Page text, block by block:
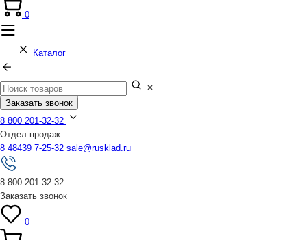
0
Каталог
Заказать звонок
8 800 201-32-32
Отдел продаж
8 48439 7-25-32 sale@rusklad.ru
8 800 201-32-32
Заказать звонок
0